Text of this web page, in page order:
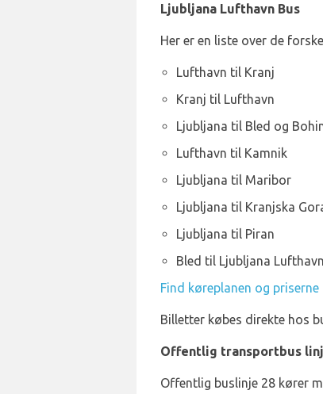
Ljubljana Lufthavn Bus
Her er en liste over de
Lufthavn til Kranj
Kranj til Lufthavn
Ljubljana til Bled og
Lufthavn til Kamnik
Ljubljana til Maribor
Ljubljana til Kranjska
Ljubljana til Piran
Bled til Ljubljana Lufthavn
Find køreplanen og priserne
Billetter købes direkte hos
Offentlig transportbus
Offentlig buslinje 28 kører